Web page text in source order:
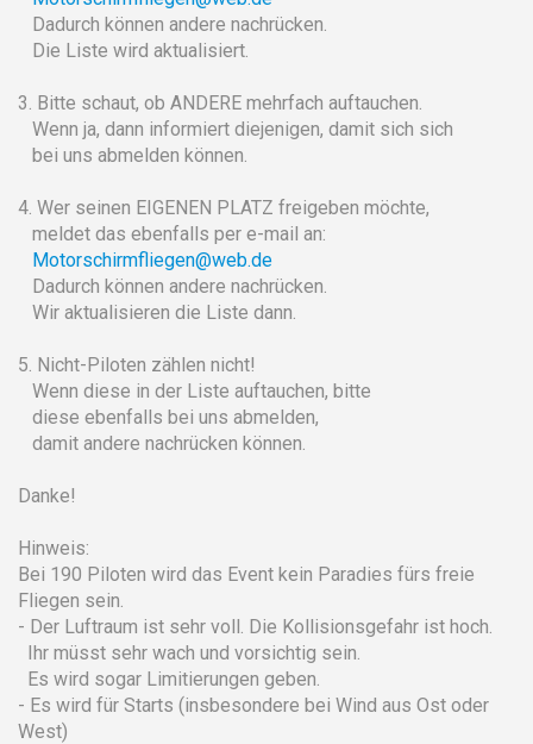
Dadurch können andere nachrücken.
Die Liste wird aktualisiert.
3. Bitte schaut, ob ANDERE mehrfach auftauchen.
Wenn ja, dann informiert diejenigen, damit sich sich
bei uns abmelden können.
4. Wer seinen EIGENEN PLATZ freigeben möchte,
meldet das ebenfalls per e-mail an:
Motorschirmfliegen@web.de
Dadurch können andere nachrücken.
Wir aktualisieren die Liste dann.
5. Nicht-Piloten zählen nicht!
Wenn diese in der Liste auftauchen, bitte
diese ebenfalls bei uns abmelden,
damit andere nachrücken können.
Danke!
Hinweis:
Bei 190 Piloten wird das Event kein Paradies fürs freie
Fliegen sein.
- Der Luftraum ist sehr voll. Die Kollisionsgefahr ist hoch.
Ihr müsst sehr wach und vorsichtig sein.
Es wird sogar Limitierungen geben.
- Es wird für Starts (insbesondere bei Wind aus Ost oder
West)